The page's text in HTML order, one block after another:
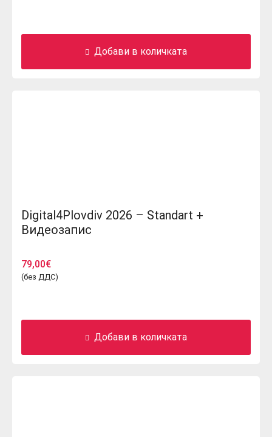
Добави в количката
Digital4Plovdiv 2026 – Standart +
Видеозапис
79,00€
(без ДДС)
Добави в количката